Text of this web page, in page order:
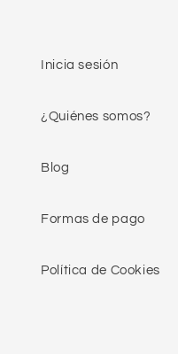
Inicia sesión
¿Quiénes somos?
Blog
Formas de pago
Política de Cookies